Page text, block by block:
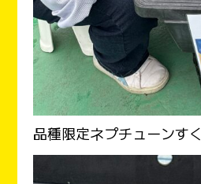
品種限定ネプチューンす